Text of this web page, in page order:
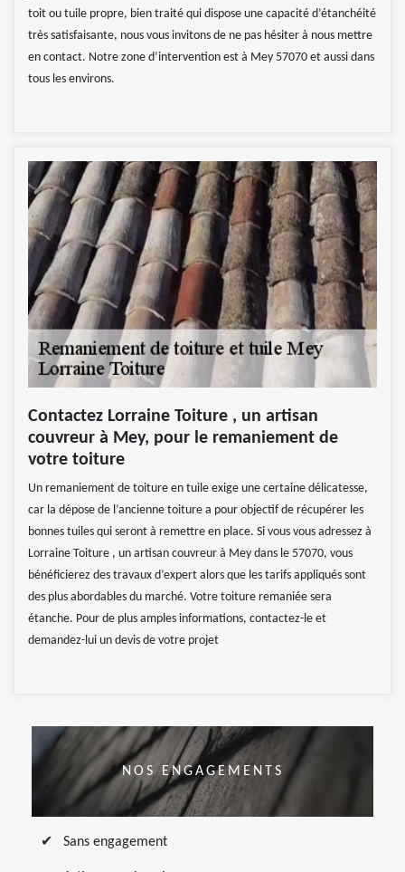
toit ou tuile propre, bien traité qui dispose une capacité d’étanchéité
très satisfaisante, nous vous invitons de ne pas hésiter à nous mettre
en contact. Notre zone d’intervention est à Mey 57070 et aussi dans
tous les environs.
Contactez Lorraine Toiture , un artisan
couvreur à Mey, pour le remaniement de
votre toiture
Un remaniement de toiture en tuile exige une certaine délicatesse,
car la dépose de l’ancienne toiture a pour objectif de récupérer les
bonnes tuiles qui seront à remettre en place. Si vous vous adressez à
Lorraine Toiture , un artisan couvreur à Mey dans le 57070, vous
bénéficierez des travaux d’expert alors que les tarifs appliqués sont
des plus abordables du marché. Votre toiture remaniée sera
étanche. Pour de plus amples informations, contactez-le et
demandez-lui un devis de votre projet
NOS ENGAGEMENTS
Sans engagement